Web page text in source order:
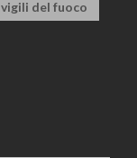
vigili del fuoco